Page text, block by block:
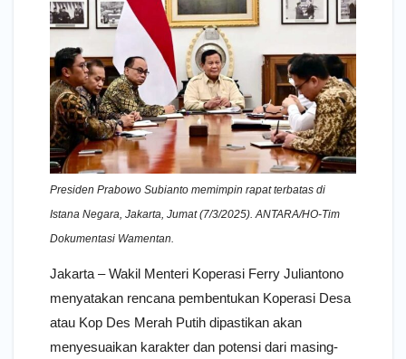
Presiden Prabowo Subianto memimpin rapat terbatas di
Istana Negara, Jakarta, Jumat (7/3/2025). ANTARA/HO-Tim
Dokumentasi Wamentan.
Jakarta – Wakil Menteri Koperasi Ferry Juliantono
menyatakan rencana pembentukan Koperasi Desa
atau Kop Des Merah Putih dipastikan akan
menyesuaikan karakter dan potensi dari masing-